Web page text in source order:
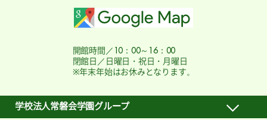
開館時間／10：00～16：00
閉館日／日曜日・祝日・月曜日
※年末年始はお休みとなります。
学校法人常磐会学園グループ